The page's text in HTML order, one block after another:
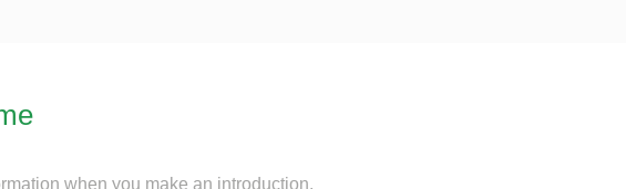
when you make an introduction.